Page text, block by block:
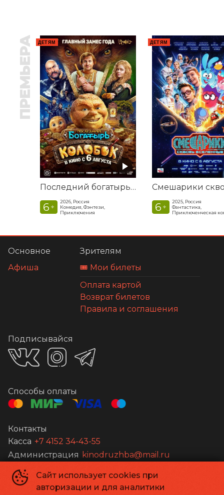
ПРЕМЬЕРА ДЕТЯМ
Последний богатырь. Колобок
6 +
2026, Россия
Комедия, Фэнтези,
Приключения
ДЕТЯМ
6 +
2025, Россия
Фантастика,
Приключенческая
Сайт использует cookies при
авторизации и для аналитики
Основное
Афиша
Зрителям
🎟️ Мои билеты
Оплата картой
Возврат билетов
Правила и соглашения
Подписывайся
Способы оплаты
Контакты
Касса +7 4152 34-43-55
Администрация kinodruzhba@mail.ru
© 2026